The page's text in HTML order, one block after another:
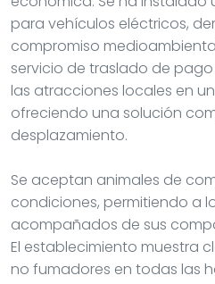
para vehículos eléctricos,
compromiso
servicio de traslado de
las atracciones locales en
ofreciendo una solución
desplazamiento.
Se aceptan animales de
condiciones, permitiendo a
acompañados de sus
El establecimiento muestra
no fumadores en todas las